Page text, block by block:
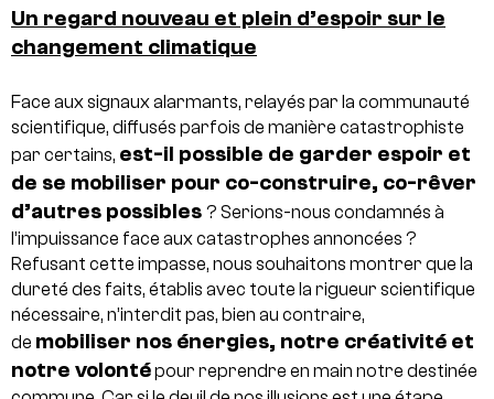
Un regard nouveau et plein d’espoir sur le
changement climatique
Face aux signaux alarmants, relayés par la communauté
scientifique, diffusés parfois de manière catastrophiste
par certains, est-il possible de garder espoir et
de se mobiliser pour co-construire, co-rêver
d’autres possibles ? Serions-nous condamnés à
l’impuissance face aux catastrophes annoncées ?
Refusant cette impasse, nous souhaitons montrer que la
dureté des faits, établis avec toute la rigueur scientifique
nécessaire, n’interdit pas, bien au contraire,
de mobiliser nos énergies, notre créativité et
notre volontépour reprendre en main notre destinée